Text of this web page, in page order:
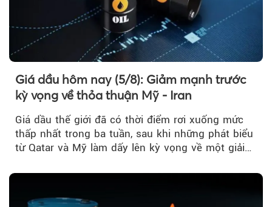
Giá dầu hôm nay (5/8): Giảm mạnh trước
kỳ vọng về thỏa thuận Mỹ - Iran
Giá dầu thế giới đã có thời điểm rơi xuống mức
thấp nhất trong ba tuần, sau khi những phát biểu
từ Qatar và Mỹ làm dấy lên kỳ vọng về một giải
Iran.